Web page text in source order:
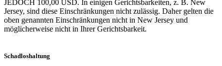
JEDOCH 100,00 USD. In einigen Gerichtsbarkeiten, z. B. New
Jersey, sind diese Einschränkungen nicht zulässig. Daher gelten die
oben genannten Einschränkungen nicht in New Jersey und
möglicherweise nicht in Ihrer Gerichtsbarkeit.
Schadloshaltung